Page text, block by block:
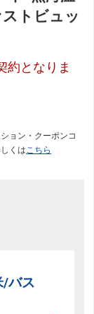
トビュッ
約となりま
ョン・クーポンコ
くはこちら
/バス